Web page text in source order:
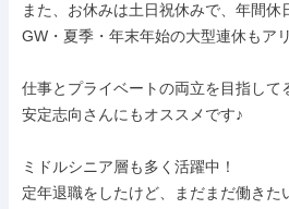
また、お休みは土日祝休みで、年間休
GW・夏季・年末年始の大型連休もア
仕事とプライベートの両立を目指して
安定志向さんにもオススメです♪
ミドルシニア層も多く活躍中！
定年退職をしたけど、まだまだ働きた